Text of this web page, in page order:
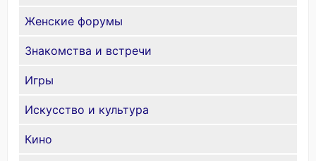
Женские форумы
Знакомства и встречи
Игры
Искусство и культура
Кино